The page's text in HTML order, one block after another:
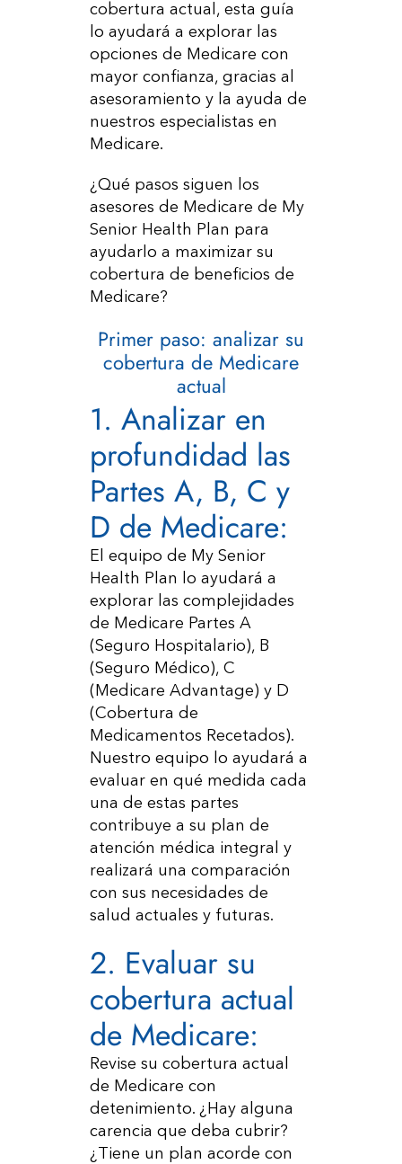
cobertura actual, esta guía
lo ayudará a explorar las
opciones de Medicare con
mayor confianza, gracias al
asesoramiento y la ayuda de
nuestros especialistas en
Medicare.
¿Qué pasos siguen los
asesores de Medicare de My
Senior Health Plan para
ayudarlo a maximizar su
cobertura de beneficios de
Medicare?
Primer paso: analizar su
cobertura de Medicare
actual
1. Analizar en
profundidad las
Partes A, B, C y
D de Medicare:
El equipo de My Senior
Health Plan lo ayudará a
explorar las complejidades
de Medicare Partes A
(Seguro Hospitalario), B
(Seguro Médico), C
(Medicare Advantage) y D
(Cobertura de
Medicamentos Recetados).
Nuestro equipo lo ayudará a
evaluar en qué medida cada
una de estas partes
contribuye a su plan de
atención médica integral y
realizará una comparación
con sus necesidades de
salud actuales y futuras.
2. Evaluar su
cobertura actual
de Medicare:
Revise su cobertura actual
de Medicare con
detenimiento. ¿Hay alguna
carencia que deba cubrir?
¿Tiene un plan acorde con